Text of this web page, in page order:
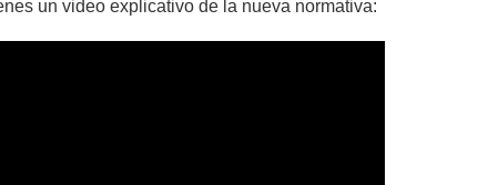
un video explicativo de la nueva normativa: